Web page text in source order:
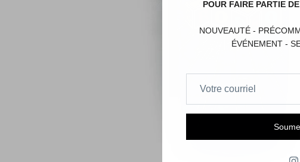
NOUVEAUTÉ -
ÉVÉNEMENT -